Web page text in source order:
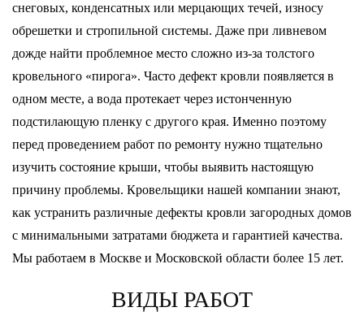
снеговых, конденсатных или мерцающих течей, износу
обрешетки и стропильной системы. Даже при ливневом
дожде найти проблемное место сложно из-за толстого
кровельного «пирога». Часто дефект кровли появляется в
одном месте, а вода протекает через истонченную
подстилающую пленку с другого края. Именно поэтому
перед проведением работ по ремонту нужно тщательно
изучить состояние крыши, чтобы выявить настоящую
причину проблемы. Кровельщики нашей компании знают,
как устранить различные дефекты кровли загородных домов
с минимальными затратами бюджета и гарантией качества.
Мы работаем в Москве и Московской области более 15 лет.
ВИДЫ РАБОТ